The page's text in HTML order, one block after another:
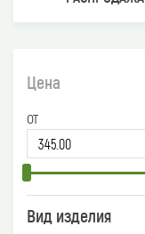
Цена
от
Вид изделия